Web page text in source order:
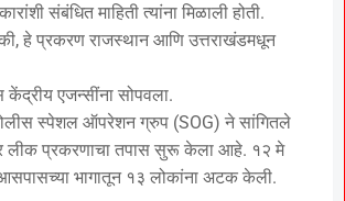
संबंधित माहिती त्यांना मिळाली होती.
हे प्रकरण राजस्थान आणि उत्तराखंडमधून
एजन्सींना सोपवला.
स्पेशल ऑपरेशन ग्रुप (SOG) ने सांगितले
लीक प्रकरणाचा तपास सुरू केला आहे. १२ मे
भागातून १३ लोकांना अटक केली.